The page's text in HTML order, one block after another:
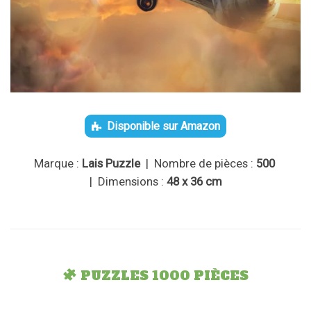
Disponible sur Amazon
Marque : Lais Puzzle| Nombre de pièces : 500
| Dimensions : 48 x 36 cm
PUZZLES 1000 PIÈCES